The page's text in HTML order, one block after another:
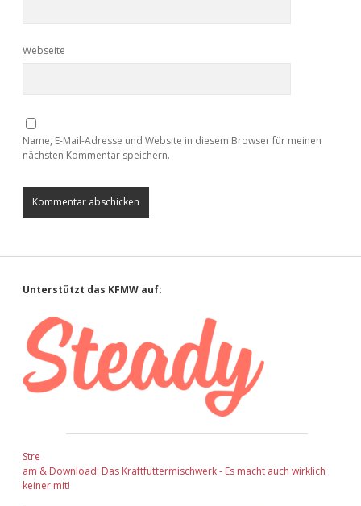
Webseite
Name, E-Mail-Adresse und Website in diesem Browser für meinen
nächsten Kommentar speichern.
Sidebar
Unterstützt das KFMW auf:
Stre
am & Download: Das Kraftfuttermischwerk - Es macht auch wirklich
keiner mit!